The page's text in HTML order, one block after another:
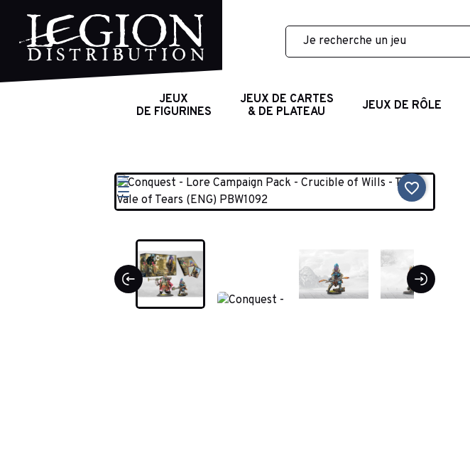
JEUX
DE FIGURINES
JEUX DE CARTES
& DE PLATEAU
JEUX DE RÔLE
favorite_border